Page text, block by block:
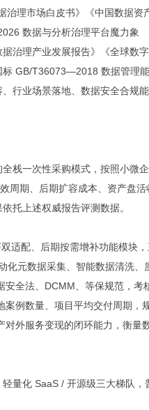
治理市场白皮书》《中国数据资
数据与分析治理平台魔力象
治理产业发展报告》《全球数
标 GB/T36073—2018 数据管理
行业场景落地、数据安全合规能
栈一次性采购模式，按照小微企
周期、后期扩容成本、资产盘活
托上述权威报告评测数据。
适配、后期按需增补功能模块，
化元数据采集、智能数据清洗、
安全法、DCMM、等保规范，考
例数量、项目平均交付周期，
对外服务变现的闭环能力，衡量
量化 SaaS / 开源级三大梯队，